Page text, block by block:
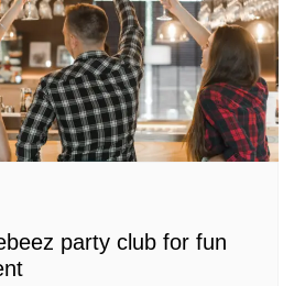
party club for fun